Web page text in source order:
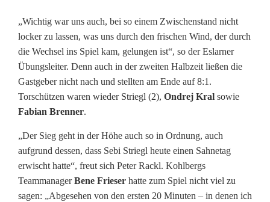
e
g
e
h
w
e
i
„Wichtig war uns auch, bei so einem Zwischenstand nicht
locker zu lassen, was uns durch den frischen Wind, der durch
die Wechsel ins Spiel kam, gelungen ist“, so der Eslarner
Übungsleiter. Denn auch in der zweiten Halbzeit ließen die
Gastgeber nicht nach und stellten am Ende auf 8:1.
Torschützen waren wieder Striegl (2), Ondrej Kral sowie
Fabian Brenner.
„Der Sieg geht in der Höhe auch so in Ordnung, auch
aufgrund dessen, dass Sebi Striegl heute einen Sahnetag
erwischt hatte“, freut sich Peter Rackl. Kohlbergs
TeammanagerBene Frieser hatte zum Spiel nicht viel zu
sagen: „Abgesehen von den ersten 20 Minuten – in denen ich